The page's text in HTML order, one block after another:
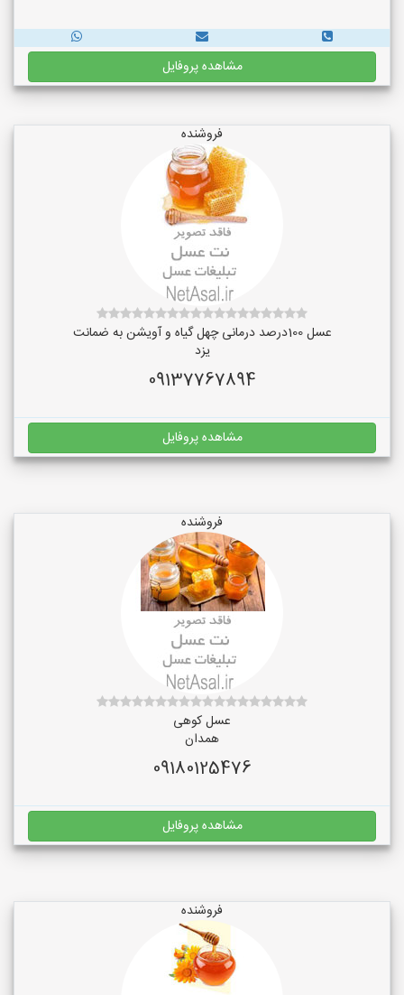
مشاهده پروفایل
فروشنده
عسل 100درصد درمانی چهل گیاه و آویشن به ضمانت
یزد
09137767894
مشاهده پروفایل
فروشنده
عسل کوهی
همدان
09180125476
مشاهده پروفایل
فروشنده